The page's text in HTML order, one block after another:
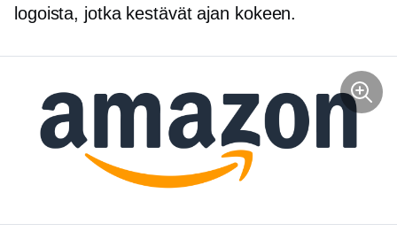
logoista, jotka kestävät ajan kokeen.